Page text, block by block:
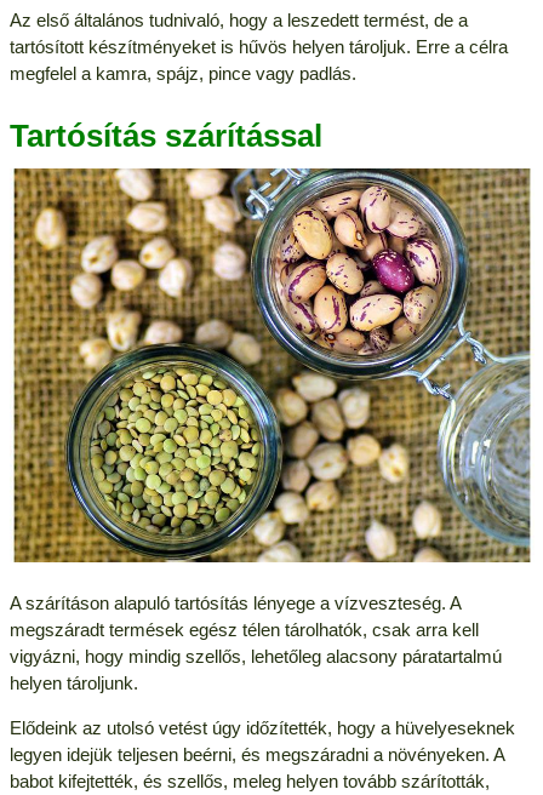
Az első általános tudnivaló, hogy a leszedett termést, de a
tartósított készítményeket is hűvös helyen tároljuk. Erre a célra
megfelel a kamra, spájz, pince vagy padlás.
Tartósítás szárítással
A szárításon alapuló tartósítás lényege a vízveszteség. A
megszáradt termések egész télen tárolhatók, csak arra kell
vigyázni, hogy mindig szellős, lehetőleg alacsony páratartalmú
helyen tároljunk.
Elődeink az utolsó vetést úgy időzítették, hogy a hüvelyeseknek
legyen idejük teljesen beérni, és megszáradni a növényeken. A
babot kifejtették, és szellős, meleg helyen tovább szárították,